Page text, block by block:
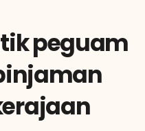
peguam